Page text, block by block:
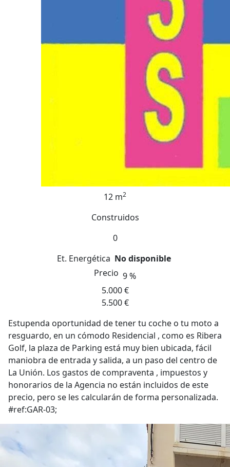
12 m2
Construidos
0
Et. Energética No disponible
Precio 9 %
5.000 €
5.500 €
Estupenda oportunidad de tener tu coche o tu moto a
resguardo, en un cómodo Residencial , como es Ribera
Golf, la plaza de Parking está muy bien ubicada, fácil
maniobra de entrada y salida, a un paso del centro de
La Unión. Los gastos de compraventa , impuestos y
honorarios de la Agencia no están incluidos de este
precio, pero se les calcularán de forma personalizada.
#ref:GAR-03;